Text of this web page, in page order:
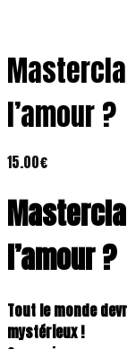
l’amour ?
15.00€
l’amour ?
Tout le monde
mystérieux !